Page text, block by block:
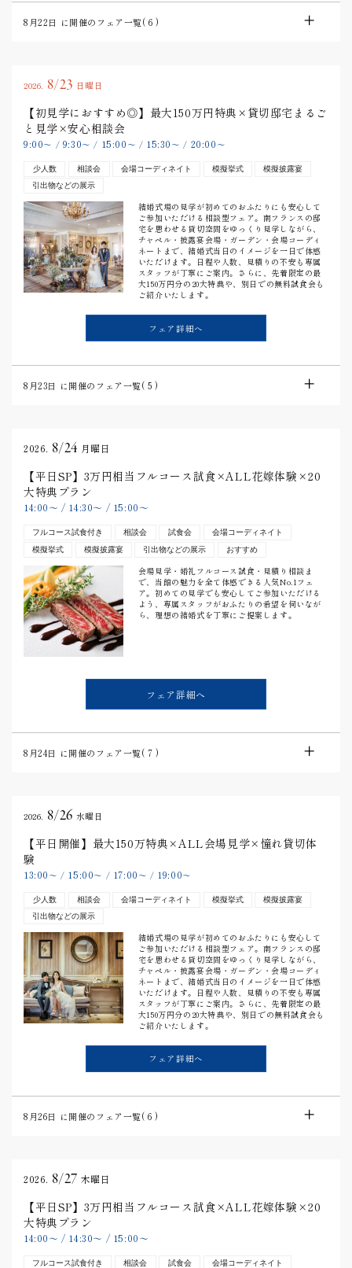
8月22日 に開催のフェア一覧(6 )
2026. 8/23 日曜日
【初見学におすすめ◎】最大150万円特典×貸切邸宅まるご
と見学×安心相談会
9:00〜 / 9:30〜 / 15:00 〜 / 15:30 〜 / 20:00 〜
少人数 相談会 会場コーディネイト 模擬挙式
模擬披露宴
引出物などの展示
結婚式場の見学が初めてのおふたりにも安心して
ご参加いただける相談型フェア。南フランスの邸
宅を思わせる貸切空間をゆっくり見学しながら、
チャペル・披露宴会場・ガーデン・会場コーディ
ネートまで、結婚式当日のイメージを一日で体感
いただけます。日程や人数、見積りの不安も専属
スタッフが丁寧にご案内。さらに、先着限定の最
大150万円分の20大特典や、別日での無料試食会も
ご紹介いたします。
フェア詳細へ
8月23日 に開催のフェア一覧(5 )
2026. 8/24 月曜日
【平日SP】3万円相当フルコース試食×ALL花嫁体験×20
大特典プラン
14:00〜 / 14:30〜 / 15:00〜
フルコース試食付き 相談会 試食会
会場コーディネイト
模擬挙式
模擬披露宴 引出物などの展示 おすすめ
会場見学・婚礼フルコース試食・見積り相談ま
で、当館の魅力を全て体感できる人気No.1フェ
ア。初めての見学でも安心してご参加いただける
よう、専属スタッフがおふたりの希望を伺いなが
ら、理想の結婚式を丁寧にご提案します。
フェア詳細へ
8月24日 に開催のフェア一覧(7 )
2026. 8/26 水曜日
【平日開催】最大150万特典×ALL会場見学×憧れ貸切体
験
13:00 〜 / 15:00〜 / 17:00 〜 / 19:00〜
少人数 相談会 会場コーディネイト 模擬挙式
模擬披露宴
引出物などの展示
結婚式場の見学が初めてのおふたりにも安心して
ご参加いただける相談型フェア。南フランスの邸
宅を思わせる貸切空間をゆっくり見学しながら、
チャペル・披露宴会場・ガーデン・会場コーディ
ネートまで、結婚式当日のイメージを一日で体感
いただけます。日程や人数、見積りの不安も専属
スタッフが丁寧にご案内。さらに、先着限定の最
大150万円分の20大特典や、別日での無料試食会も
ご紹介いたします。
フェア詳細へ
8月26日 に開催のフェア一覧(6 )
2026. 8/27 木曜日
【平日SP】3万円相当フルコース試食×ALL花嫁体験×20
大特典プラン
14:00〜 / 14:30〜 / 15:00〜
フルコース試食付き 相談会 試食会
会場コーディネイト